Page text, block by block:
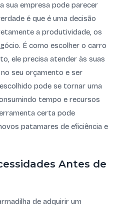
sua empresa pode parecer
é que é uma decisão
a produtividade, os
É como escolher o carro
ele precisa atender às suas
seu orçamento e ser
pode se tornar uma
tempo e recursos
certa pode
patamares de eficiência e
Antes de
de adquirir um